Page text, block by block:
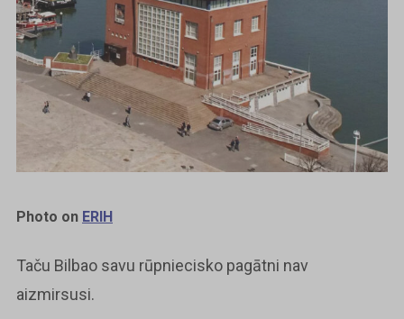
Photo on ERIH
Taču Bilbao savu rūpniecisko pagātni nav
aizmirsusi.